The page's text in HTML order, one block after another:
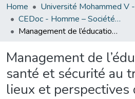
Home
CEDoc - Homme – Société - Education
Management de l’éducation de la santé et sécurité au travail état des lieux et perspectives d’avenir
Management de
santé et sécurité au
lieux et perspectives